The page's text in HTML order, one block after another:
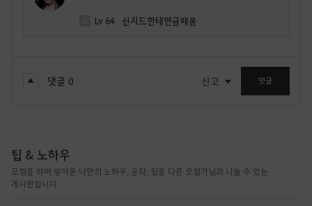
Lv 64 신지드한테연금배움
댓글 0 신고 댓글
팁 & 노하우
모험을 하며 쌓아온 나만의 노하우, 공략, 팁을 다른 모험가님과 나눌 수 있는
게시판입니다.